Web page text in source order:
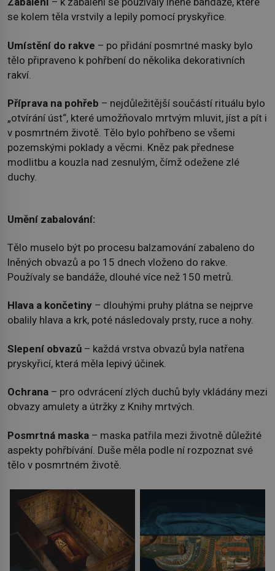
se kolem těla vrstvily a lepily pomocí pryskyřice.
Umístění do rakve – po přidání posmrtné masky bylo
tělo připraveno k pohřbení do několika dekorativních
rakví.
Příprava na pohřeb – nejdůležitější součástí rituálu bylo
„otvírání úst“, které umožňovalo mrtvým mluvit, jíst a pít i
v posmrtném životě. Tělo bylo pohřbeno se všemi
pozemskými poklady a věcmi. Kněz pak přednese
modlitbu a kouzla nad zesnulým, čímž odežene zlé
duchy.
Umění zabalování:
Tělo muselo být po procesu balzamování zabaleno do
lněných obvazů a po 15 dnech vloženo do rakve.
Používaly se bandáže, dlouhé více než 150 metrů.
Hlava a končetiny – dlouhými pruhy plátna se nejprve
obalily hlava a krk, poté následovaly prsty, ruce a nohy.
Slepení obvazů – každá vrstva obvazů byla natřena
pryskyřicí, která měla lepivý účinek.
Ochrana – pro odvrácení zlých duchů byly vkládány mezi
obvazy amulety a útržky z Knihy mrtvých.
Posmrtná maska – maska patřila mezi životně důležité
aspekty pohřbívání. Duše měla podle ní rozpoznat své
tělo v posmrtném životě.